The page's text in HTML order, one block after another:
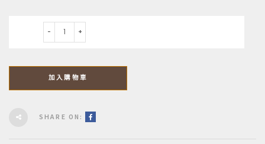
加入購物車
SHARE ON: